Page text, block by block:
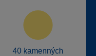
40 kamenných